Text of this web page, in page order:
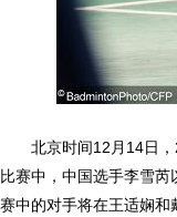
北京时间12月14日，
比赛中，中国选手李雪
赛中的对手将在王适娴和